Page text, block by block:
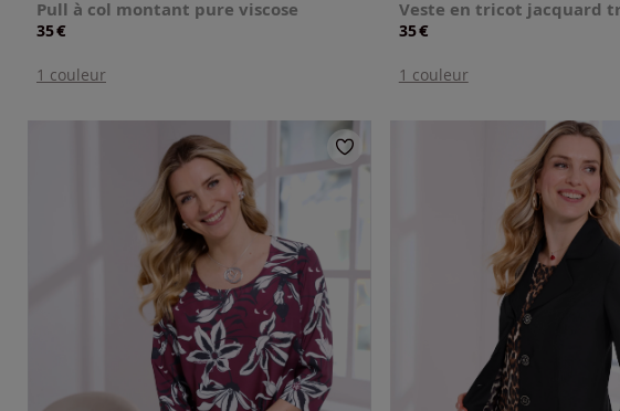
Pull à col montant pure viscose
35€
1 couleur
35€
1 couleur